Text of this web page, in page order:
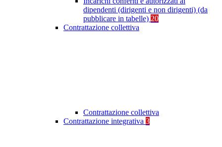
dipendenti (dirigenti e non dirigenti) (da
pubblicare in tabelle) 20
Contrattazione collettiva
Contrattazione collettiva
Contrattazione integrativa 3